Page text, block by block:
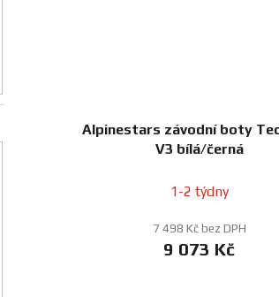
Alpinestars závodní boty
V3 bílá/černá
1-2 týdny
7 498 Kč bez DPH
9 073 Kč